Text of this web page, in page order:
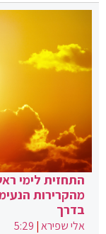
התחזית לימי
מהקרירות
בדרך
אלי שפירא|
5:29